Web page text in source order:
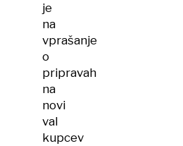
je
na
vprašanje
o
pripravah
na
novi
val
kupcev